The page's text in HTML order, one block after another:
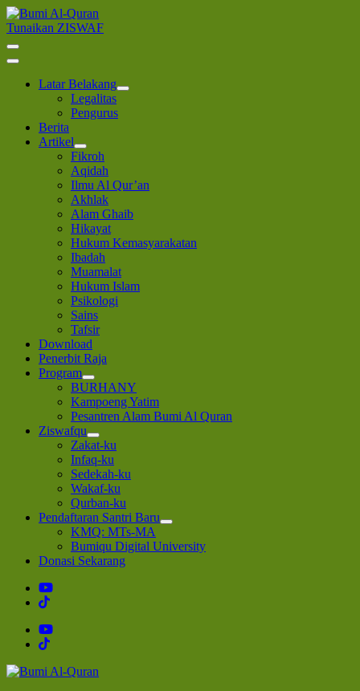
Lompat
ke
konten
(Tekan
Tunaikan ZISWAF
Latar Belakang
Legalitas
Pengurus
Berita
Artikel
Fikroh
Aqidah
Ilmu Al Qur’an
Akhlak
Alam Ghaib
Hikayat
Hukum Kemasyarakatan
Ibadah
Muamalat
Hukum Islam
Psikologi
Sains
Tafsir
Download
Penerbit Raja
Program
BURHANY
Kampoeng Yatim
Pesantren Alam Bumi Al Quran
Ziswafqu
Zakat-ku
Infaq-ku
Sedekah-ku
Wakaf-ku
Qurban-ku
Pendaftaran Santri Baru
KMQ: MTs-MA
Bumiqu Digital University
Donasi Sekarang